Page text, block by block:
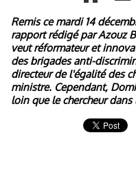
Remis ce mardi 14
rapport rédigé par Azouz
veut réformateur et
des brigades anti-
directeur de l'égalité des
ministre. Cependant,
loin que le chercheur